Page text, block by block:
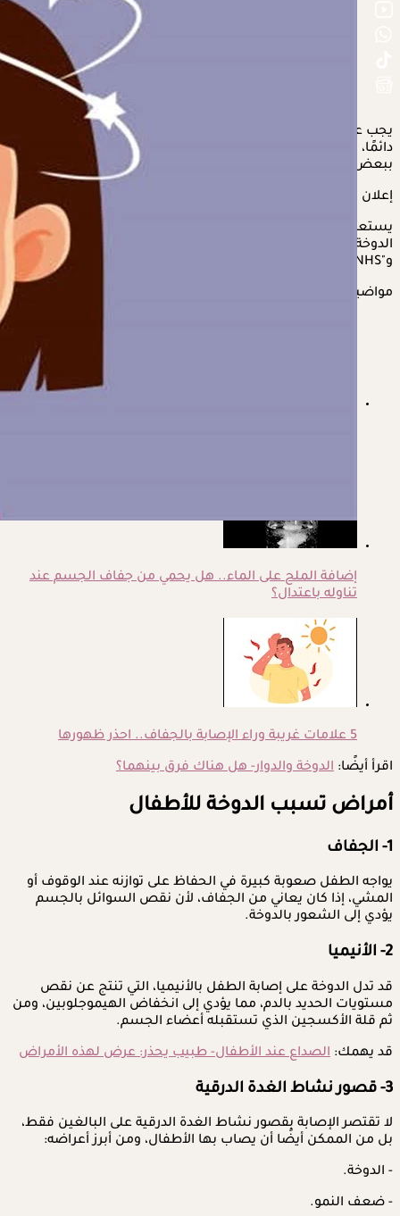
يجب على الأم اصطحاب طفلها إلى الطبيب إذا كان يشعر بالدوخة
دائمًا، لأن الدوار عند الأطفال قد يكون علامة تحذيرية على الإصابة
ببعض الأمراض.
إعلان
يستعرض "الكونسلتو" في التقرير التالي، الأمراض التي تسبب
و"NHS".
مواضيع ذات صلة
إضافة الملح على الماء.. هل يحمي من جفاف الجسم عند
تناوله باعتدال؟
5 علامات غريبة وراء الإصابة بالجفاف.. احذر ظهورها
اقرأ أيضًا: الدوخة والدوار- هل هناك فرق بينهما؟
أمراض تسبب الدوخة للأطفال
1- الجفاف
يواجه الطفل صعوبة كبيرة في الحفاظ على توازنه عند الوقوف أو
المشي، إذا كان يعاني من الجفاف، لأن نقص السوائل بالجسم
يؤدي إلى الشعور بالدوخة.
2- الأنيميا
قد تدل الدوخة على إصابة الطفل بالأنيميا، التي تنتج عن نقص
مستويات الحديد بالدم، مما يؤدي إلى انخفاض الهيموجلوبين، ومن
ثم قلة الأكسجين الذي تستقبله أعضاء الجسم.
قد يهمك: الصداع عند الأطفال- طبيب يحذر: عرض لهذه الأمراض
3- قصور نشاط الغدة الدرقية
لا تقتصر الإصابة بقصور نشاط الغدة الدرقية على البالغين فقط،
بل من الممكن أيضًا أن يصاب بها الأطفال، ومن أبرز أعراضه:
- الدوخة.
- ضعف النمو.